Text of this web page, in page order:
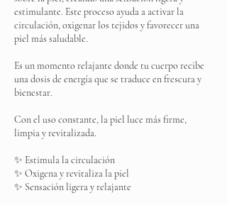
estimulante. Este proceso ayuda a activar la
circulación, oxigenar los tejidos y favorecer una
piel más saludable.
Es un momento relajante donde tu cuerpo recibe
una dosis de energía que se traduce en frescura y
bienestar.
Con el uso constante, la piel luce más firme,
limpia y revitalizada.
✨ Estimula la circulación
✨ Oxigena y revitaliza la piel
✨ Sensación ligera y relajante